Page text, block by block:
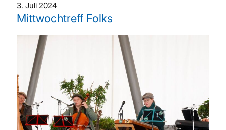
3. Juli 2024
Mittwochtreff Folks